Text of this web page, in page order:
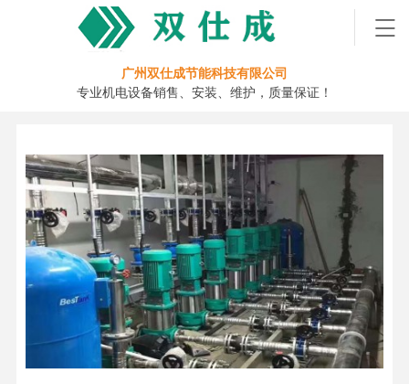
广州双仕成节能科技有限公司
专业机电设备销售、安装、维护，质量保证！